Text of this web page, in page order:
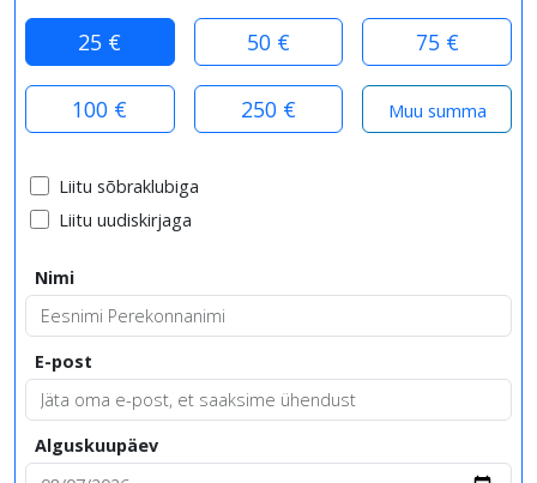
25 € 50 € 75 €
100 € 250 €
Liitu sõbraklubiga
Liitu uudiskirjaga
Nimi
E-post
Alguskuupäev